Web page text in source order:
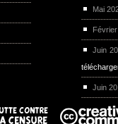
Mai
Juin
Juin